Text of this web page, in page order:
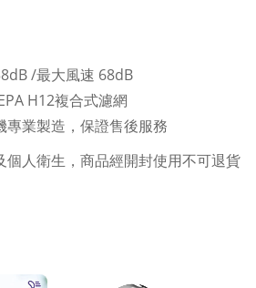
/最大風速 68dB
H12複合式濾網
專業製造，保證售後服務
人衛生，商品經開封使用不可退貨